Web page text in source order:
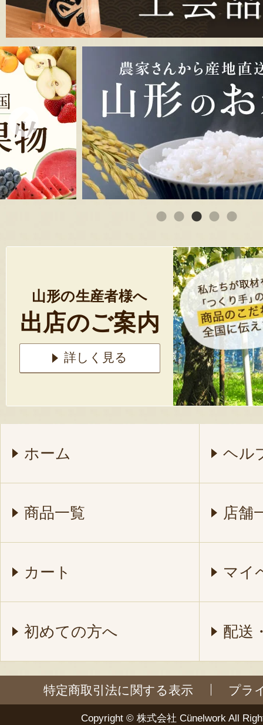
山形の生産者様へ
出店のご案内
詳しく見る
ホーム ヘル
商品一覧 店舗
カート マイ
初めての方へ 配送
特定商取引法に関する表示 プラ
Copyright © 株式会社 Cünelwork All